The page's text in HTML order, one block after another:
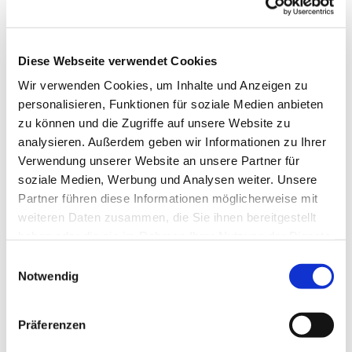
Diese Webseite verwendet Cookies
Wir verwenden Cookies, um Inhalte und Anzeigen zu
personalisieren, Funktionen für soziale Medien anbieten
zu können und die Zugriffe auf unsere Website zu
analysieren. Außerdem geben wir Informationen zu Ihrer
Verwendung unserer Website an unsere Partner für
soziale Medien, Werbung und Analysen weiter. Unsere
Partner führen diese Informationen möglicherweise mit
weiteren Daten zusammen, die Sie ihnen bereitgestellt
Notwendig
Präferenzen
kirchengemeinde@ekvw.de
Mo., Di., Do. u. Fr.:
09.00 Uhr bis 12.00 Uhr
Mi.:
15.30 Uhr bis 17.30 Uhr
Melden Sie sich zum Newsletter an